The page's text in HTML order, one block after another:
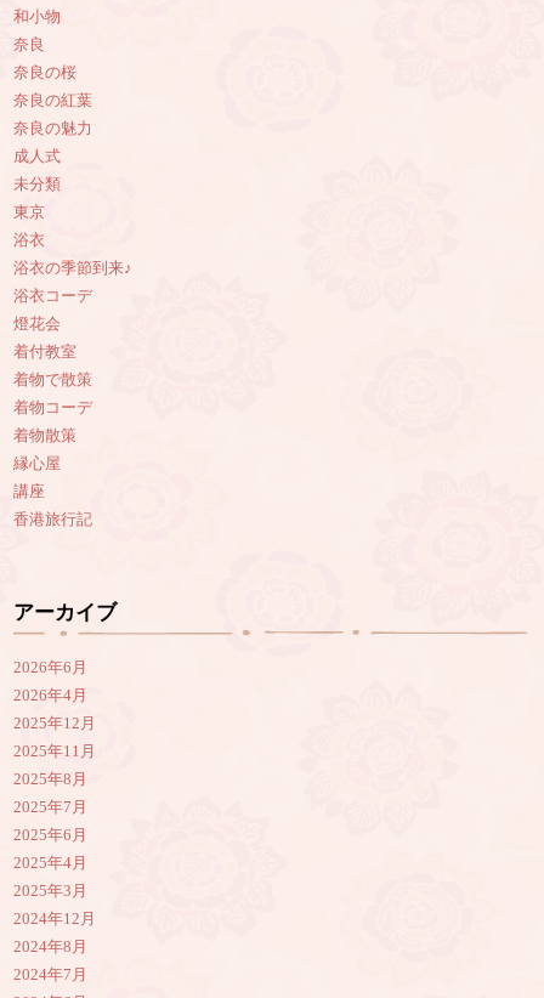
和小物
奈良
奈良の桜
奈良の紅葉
奈良の魅力
成人式
未分類
東京
浴衣
浴衣の季節到来♪
浴衣コーデ
燈花会
着付教室
着物で散策
着物コーデ
着物散策
縁心屋
講座
香港旅行記
アーカイブ
2026年6月
2026年4月
2025年12月
2025年11月
2025年8月
2025年7月
2025年6月
2025年4月
2025年3月
2024年12月
2024年8月
2024年7月